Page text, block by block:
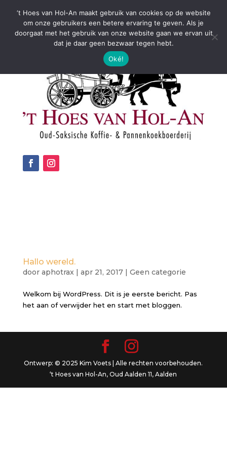
Hallo wereld.
door aphotrax| apr 21, 2017| Geen categorie
Welkom bij WordPress. Dit is je eerste bericht. Pas
het aan of verwijder het en start met bloggen.
Ontwerp: © 2025 Kim Voets | Alle rechten voorbehouden.
‘t Hoes van Hol-An, Oud Aalden 11, Aalden
‘t Hoes van Hol-An maakt gebruik van cookies op de website
om onze gebruikers een betere ervaring te geven. Als je
doorgaat met het gebruik van onze website gaan we ervan uit
dat je daar geen bezwaar tegen hebt.
Oké!